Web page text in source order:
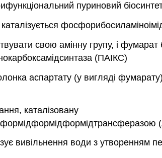
пуриновий
свою амінну групу, і
(ПАІКС)
аспартату (у вигляді
каталізовану
вивільнення води з утворенням